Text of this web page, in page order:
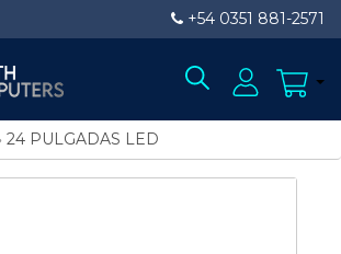
+54 0351 881-2571
› 24 PULGADAS LED